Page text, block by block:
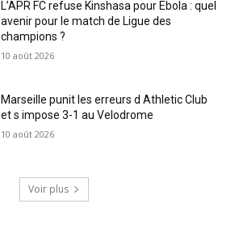
L’APR FC refuse Kinshasa pour Ebola : quel
avenir pour le match de Ligue des
champions ?
10 août 2026
Marseille punit les erreurs d Athletic Club
et s impose 3-1 au Velodrome
10 août 2026
Voir plus